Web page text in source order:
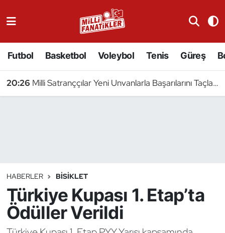
Futbol Basketbol Voleybol Tenis Güreş
20:26 Milli Satranççılar Yeni Unvanlarla Başarılarını Taçlandırdı
HABERLER BISIKLET
Türkiye Kupası 1. Etap’ta
Ödüller Verildi
Badminton
Binicilik
Bisiklet